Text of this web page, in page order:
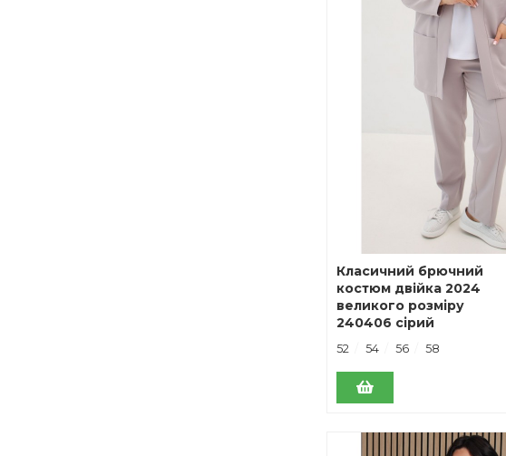
Класичний брючний
костюм двiйка 2024
великого розміру
240406 сірий
52 54 56 58